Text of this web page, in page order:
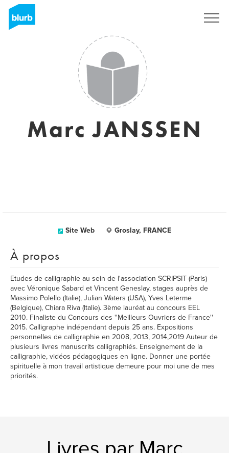
Marc JANSSEN
Site Web Groslay, FRANCE
À propos
Etudes de calligraphie au sein de l'association SCRIPSIT (Paris)
avec Véronique Sabard et Vincent Geneslay, stages auprès de
Massimo Polello (Italie), Julian Waters (USA), Yves Leterme
(Belgique), Chiara Riva (Italie). 3ème lauréat au concours EEL
2010. Finaliste du Concours des ''Meilleurs Ouvriers de France''
2015. Calligraphe indépendant depuis 25 ans. Expositions
personnelles de calligraphie en 2008, 2013, 2014,2019 Auteur de
plusieurs livres manuscrits calligraphiés. Enseignement de la
calligraphie, vidéos pédagogiques en ligne. Donner une portée
spirituelle à mon travail artistique demeure pour moi une de mes
priorités.